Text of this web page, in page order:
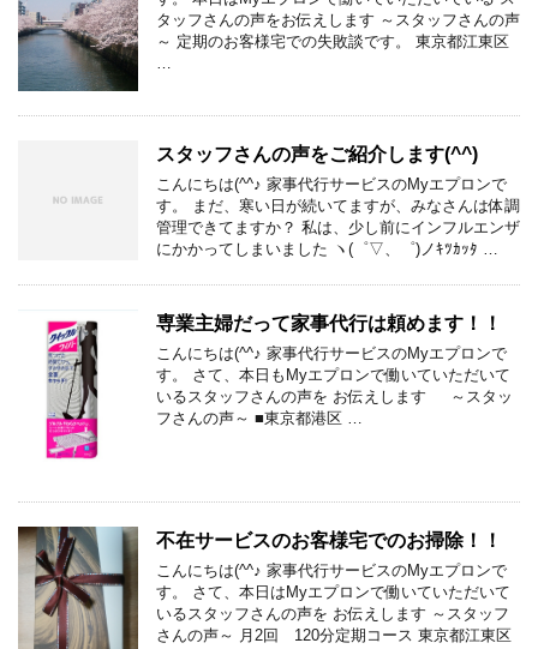
タッフさんの声をお伝えします ～スタッフさんの声
～ 定期のお客様宅での失敗談です。 東京都江東区
スタッフさんの声をご紹介します(^^)
こんにちは(^^♪ 家事代行サービスのMyエプロンで
す。 まだ、寒い日が続いてますが、みなさんは体調
管理できてますか？ 私は、少し前にインフルエンザ
にかかってしまいました ヽ(゜▽、゜)ノｷﾂｶｯﾀ …
専業主婦だって家事代行は頼めます！！
こんにちは(^^♪ 家事代行サービスのMyエプロンで
す。 さて、本日もMyエプロンで働いていただいて
いるスタッフさんの声を お伝えします ～スタッ
フさんの声～ ■東京都港区 …
不在サービスのお客様宅でのお掃除！！
こんにちは(^^♪ 家事代行サービスのMyエプロンで
す。 さて、本日はMyエプロンで働いていただいて
いるスタッフさんの声を お伝えします ～スタッフ
さんの声～ 月2回 120分定期コース 東京都江東区